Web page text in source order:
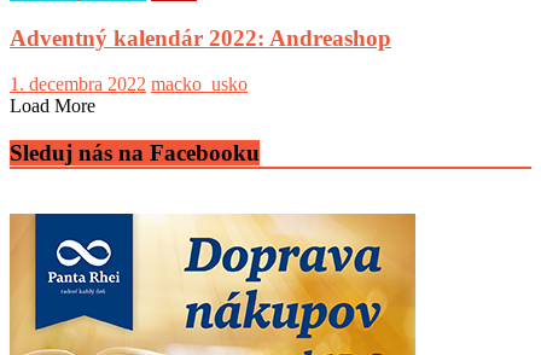
Adventný kalendár 2022: Andreashop
1. decembra 2022 macko_usko
Load More
Sleduj nás na Facebooku